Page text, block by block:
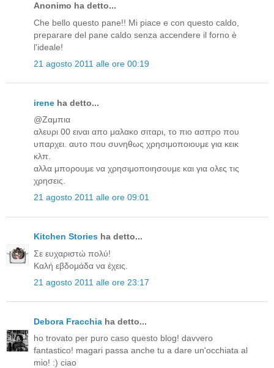
Anonimo ha detto...
Che bello questo pane!! Mi piace e con questo caldo,
preparare del pane caldo senza accendere il forno è
l'ideale!
21 agosto 2011 alle ore 00:19
irene ha detto...
@Ζαμπια
αλευρι 00 ειναι απο μαλακο σιταρι, το πιο ασπρο που
υπαρχει. αυτο που συνηθως χρησιμοποιουμε για κεικ
κλπ.
αλλα μπορουμε να χρησιμοποιησουμε και για ολες τις
χρησεις.
21 agosto 2011 alle ore 09:01
Kitchen Stories ha detto...
Σε ευχαριστώ πολύ!
Καλή εβδομάδα να έχεις.
21 agosto 2011 alle ore 23:17
Debora Fracchia ha detto...
ho trovato per puro caso questo blog! davvero
fantastico! magari passa anche tu a dare un'occhiata al
mio! :) ciao